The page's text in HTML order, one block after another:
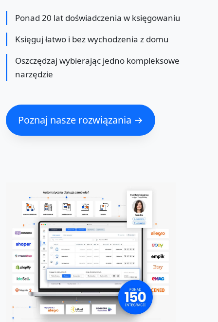
Ponad 20 lat doświadczenia w księgowaniu
Księguj łatwo i bez wychodzenia z domu
Oszczędzaj wybierając jedno kompleksowe
narzędzie
Poznaj nasze rozwiązania →